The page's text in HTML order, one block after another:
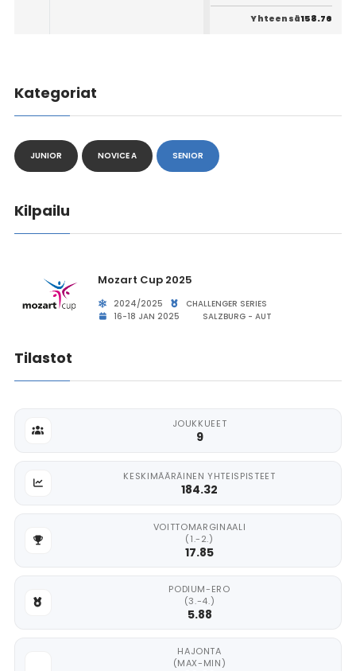
Yhteensä158.76
Kategoriat
JUNIOR NOVICE A SENIOR
Kilpailu
Mozart Cup 2025
2024/2025
CHALLENGER SERIES
16-18 JAN 2025
SALZBURG - AUT
Tilastot
JOUKKUEET
9
KESKIMÄÄRÄINEN YHTEISPISTEET
184.32
VOITTOMARGINAALI
(1.-2.)
17.85
PODIUM-ERO
(3.-4.)
5.88
HAJONTA
(MAX-MIN)